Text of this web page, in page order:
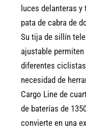
luces delanteras
pata de cabra de
Su tija de sillín
ajustable
diferentes
necesidad de
Cargo Line de
de baterías de
convierte en una